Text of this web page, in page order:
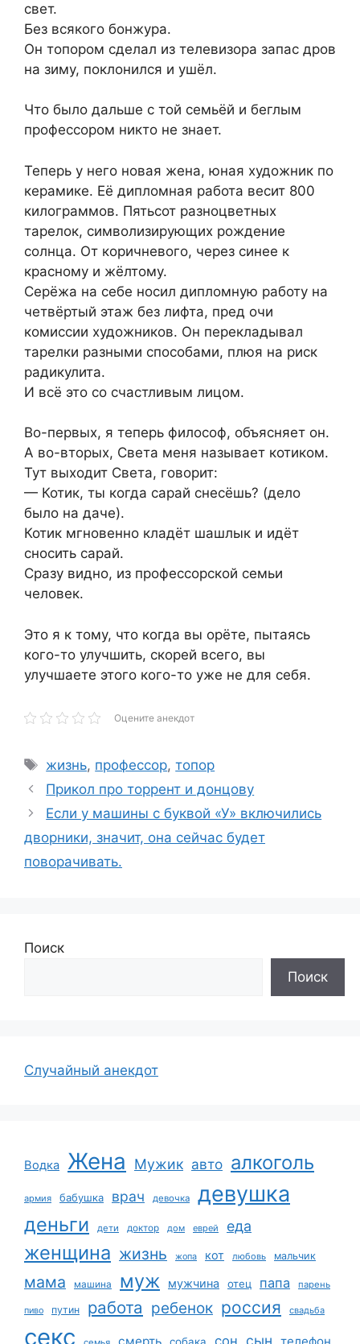
свет.
Без всякого бонжура.
Он топором сделал из телевизора запас дров
на зиму, поклонился и ушёл.
Что было дальше с той семьёй и беглым
профессором никто не знает.
Теперь у него новая жена, юная художник по
керамике. Её дипломная работа весит 800
килограммов. Пятьсот разноцветных
тарелок, символизирующих рождение
солнца. От коричневого, через синее к
красному и жёлтому.
Серёжа на себе носил дипломную работу на
четвёртый этаж без лифта, пред очи
комиссии художников. Он перекладывал
тарелки разными способами, плюя на риск
радикулита.
И всё это со счастливым лицом.
Во-первых, я теперь философ, объясняет он.
А во-вторых, Света меня называет котиком.
Тут выходит Света, говорит:
— Котик, ты когда сарай снесёшь? (дело
было на даче).
Котик мгновенно кладёт шашлык и идёт
сносить сарай.
Сразу видно, из профессорской семьи
человек.
Это я к тому, что когда вы орёте, пытаясь
кого-то улучшить, скорей всего, вы
улучшаете этого кого-то уже не для себя.
Оцените анекдот
Метки
жизнь, профессор,топор
Прикол про торрент и донцову
Если у машины с буквой «У» включились
дворники, значит, она сейчас будет
поворачивать.
Поиск
Поиск
Случайный анекдот
Водка Жена Мужик авто алкоголь
армия бабушка врач девочка девушка
деньги дети доктор дом еврей еда
женщина жизнь жопа кот любовь мальчик
мама машина муж мужчина отец папа парень
пиво путин работа ребенок россия свадьба
секс смерть собака сон сын телефон